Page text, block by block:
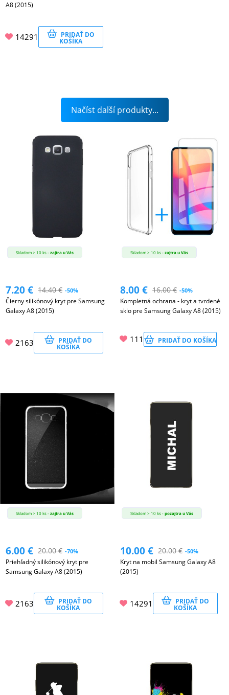
A8 (2015)
14291 PRIDAŤ DO
KOŠÍKA
Načíst další produkty...
Skladom > 10 ks -zajtra u Vás
7.20€ 14.40€ -50%
Čierny silikónový kryt pre Samsung
Galaxy A8 (2015)
2163 PRIDAŤ DO
KOŠÍKA
Skladom > 10 ks -zajtra u Vás
8.00€ 16.00€ -50%
Kompletná ochrana - kryt a tvrdené
sklo pre Samsung Galaxy A8 (2015)
111 PRIDAŤ DO KOŠÍKA
Skladom > 10 ks -zajtra u Vás
6.00€ 20.00€ -70%
Priehľadný silikónový kryt pre
Samsung Galaxy A8 (2015)
2163 PRIDAŤ DO
KOŠÍKA
Skladom > 10 ks -pozajtra u Vás
10.00€ 20.00€ -50%
Kryt na mobil Samsung Galaxy A8
(2015)
14291 PRIDAŤ DO
KOŠÍKA